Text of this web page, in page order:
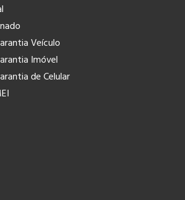
Veículo
Imóvel
de Celular